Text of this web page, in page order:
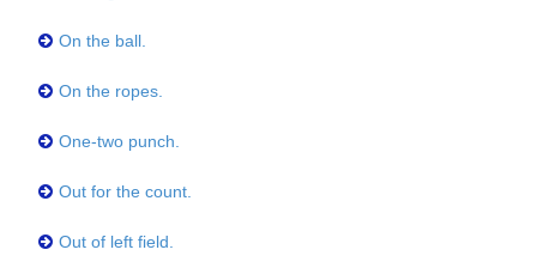
On the ball.
On the ropes.
One-two punch.
Out for the count.
Out of left field.